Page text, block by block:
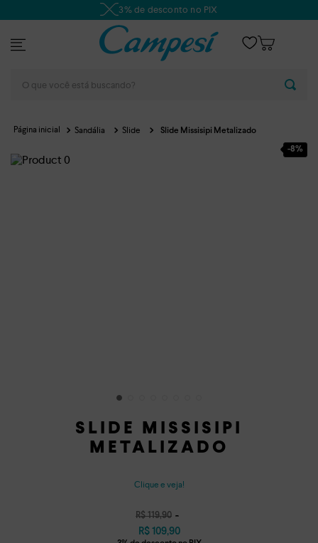
3% de desconto no PIX
Sandália Slide Slide Missisipi Metalizado
-8%
SLIDE MISSISIPI
METALIZADO
Clique e veja!
R$ 119,90
R$ 109,90